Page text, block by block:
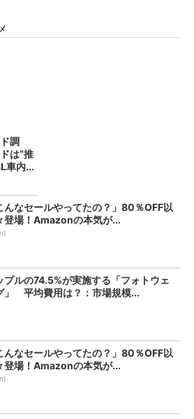
調
は“推
車内...
んなセールやってたの？」80％OFF以
登場！Amazonの本気が...
プルの74.5%が実施する「フォトウェ
」 平均費用は？：市場規模...
んなセールやってたの？」80％OFF以
登場！Amazonの本気が...